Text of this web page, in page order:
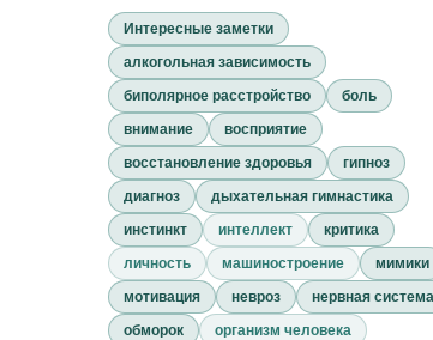
Интересные заметки
алкогольная зависимость
биполярное расстройство
боль
внимание
восприятие
восстановление здоровья
гипноз
диагноз
дыхательная гимнастика
инстинкт
интеллект
критика
личность
машиностроение
мимики
мотивация
невроз
нервная система
обморок
организм человека